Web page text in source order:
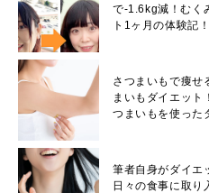
で-1.6kg減！むく
ト1ヶ月の体験記
さつまいもで痩せ
まいもダイエット
つまいもを使った
筆者自身がダイエ
日々の食事に取り